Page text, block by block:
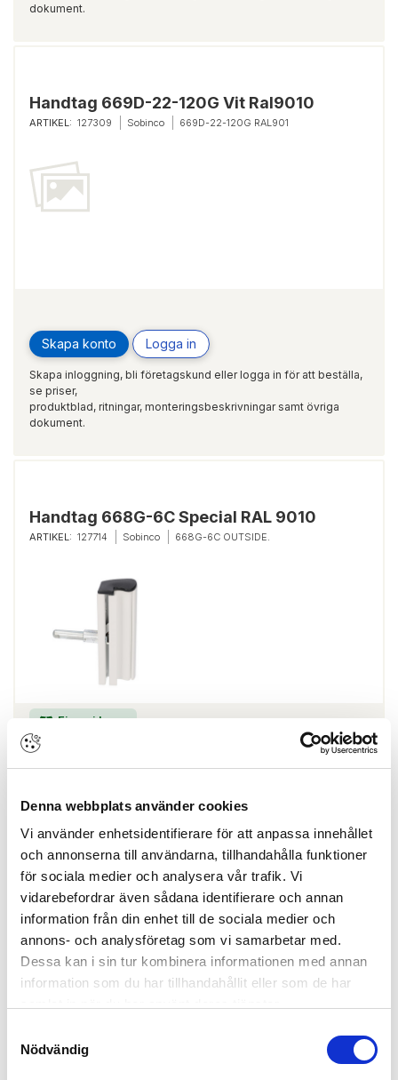
Denna webbplats använder cookies
Vi använder enhetsidentifierare för att anpassa innehållet
och annonserna till användarna, tillhandahålla funktioner
för sociala medier och analysera vår trafik. Vi
vidarebefordrar även sådana identifierare och annan
information från din enhet till de sociala medier och
annons- och analysföretag som vi samarbetar med.
Dessa kan i sin tur kombinera informationen med annan
information som du har tillhandahållit eller som de har
Nödvändig
dokument.
Handtag 669D-22-120G Vit Ral9010
ARTIKEL: 127309 Sobinco 669D-22-120G RAL901
Skapa konto Logga in
Skapa inloggning, bli företagskund eller logga in för att beställa,
se priser,
produktblad, ritningar, monteringsbeskrivningar samt övriga
dokument.
Handtag 668G-6C Special RAL 9010
ARTIKEL: 127714 Sobinco 668G-6C OUTSIDE.
Finns i lager
se priser,
produktblad, ritningar, monteringsbeskrivningar samt övriga
dokument.
Handtag 668I-2 Vit RAL 9010
ARTIKEL: 127726 Sobinco AUT LOCKING PULL+ C